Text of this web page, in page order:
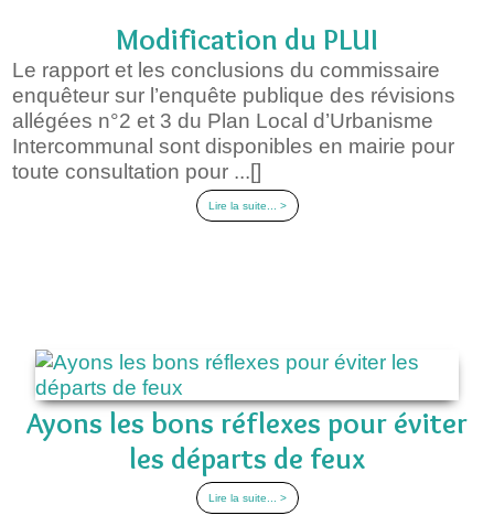
Modification du PLUI
Le rapport et les conclusions du commissaire
enquêteur sur l’enquête publique des révisions
allégées n°2 et 3 du Plan Local d’Urbanisme
Intercommunal sont disponibles en mairie pour
toute consultation pour ...[]
Lire la suite... >
Ayons les bons réflexes pour éviter
les départs de feux
Lire la suite... >